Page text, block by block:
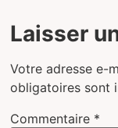
Laisser
Votre adresse e-
obligatoires sont
Commentaire *